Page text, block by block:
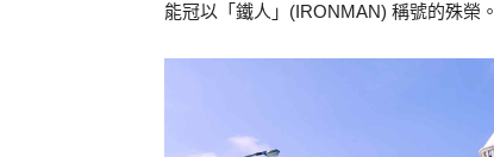
能冠以「鐵人」(IRONMAN) 稱號的殊榮。